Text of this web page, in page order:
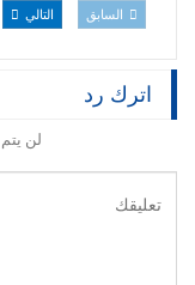
السابق التالي
اترك رد
لن